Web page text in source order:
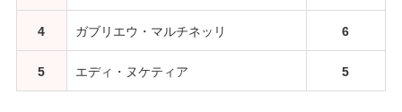
4 ガブリエウ・マルチネッリ 6
5 エディ・ヌケティア 5